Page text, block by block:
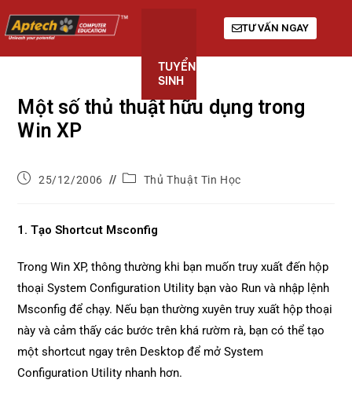
TUYỂN
SINH
TƯ VẤN NGAY
Một số thủ thuật hữu dụng trong
Win XP
25/12/2006 Thủ Thuật Tin Học
1. Tạo Shortcut Msconfig
Trong Win XP, thông thường khi bạn muốn truy xuất đến hộp
thoại System Configuration Utility bạn vào Run và nhập lệnh
Msconfig để chạy. Nếu bạn thường xuyên truy xuất hộp thoại
này và cảm thấy các bước trên khá rườm rà, bạn có thể tạo
một shortcut ngay trên Desktop để mở System
Configuration Utility nhanh hơn.